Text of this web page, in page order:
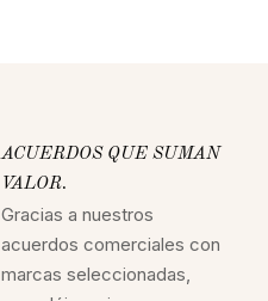
ACUERDOS QUE SUMAN
VALOR.
Gracias a nuestros
acuerdos comerciales con
marcas seleccionadas,